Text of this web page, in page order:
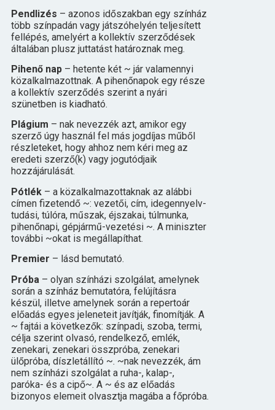
Pendlizés – azonos időszakban egy színház
több színpadán vagy játszóhelyén teljesített
fellépés, amelyért a kollektív szerződések
általában plusz juttatást határoznak meg.
Pihenő nap – hetente két ~ jár valamennyi
közalkalmazottnak. A pihenőnapok egy része
a kollektív szerződés szerint a nyári
szünetben is kiadható.
Plágium – nak nevezzék azt, amikor egy
szerző úgy használ fel más jogdíjas műből
részleteket, hogy ahhoz nem kéri meg az
eredeti szerző(k) vagy jogutódjaik
hozzájárulását.
Pótlék – a közalkalmazottaknak az alábbi
címen fizetendő ~: vezetői, cím, idegennyelv-
tudási, túlóra, műszak, éjszakai, túlmunka,
pihenőnapi, gépjármű-vezetési ~. A miniszter
további ~okat is megállapíthat.
Premier – lásd bemutató.
Próba – olyan színházi szolgálat, amelynek
során a színház bemutatóra, felújításra
készül, illetve amelynek során a repertoár
előadás egyes jeleneteit javítják, finomítják. A
~ fajtái a következők: színpadi, szoba, termi,
célja szerint olvasó, rendelkező, emlék,
zenekari, zenekari összpróba, zenekari
ülőpróba, díszletállító ~. ~nak nevezzék, ám
nem színházi szolgálat a ruha-, kalap-,
paróka- és a cipő~. A ~ és az előadás
bizonyos elemeit olvasztja magába a főpróba.